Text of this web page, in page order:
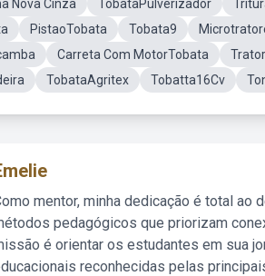
Nova Cinza
TobataPulverizador
PistaoTobata Tobata9
Carreta Com MotorTobata
TobataAgritex Tobatta16Cv
mentor, minha dedicação é total ao
pedagógicos que priorizam
é orientar os estudantes em sua
reconhecidas pelas